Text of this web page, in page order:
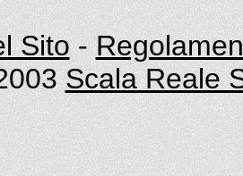
Sito -
Scala Reale